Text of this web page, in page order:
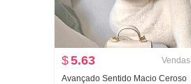
$5.63 Vendas
Avançado Sentido Macio Ceroso